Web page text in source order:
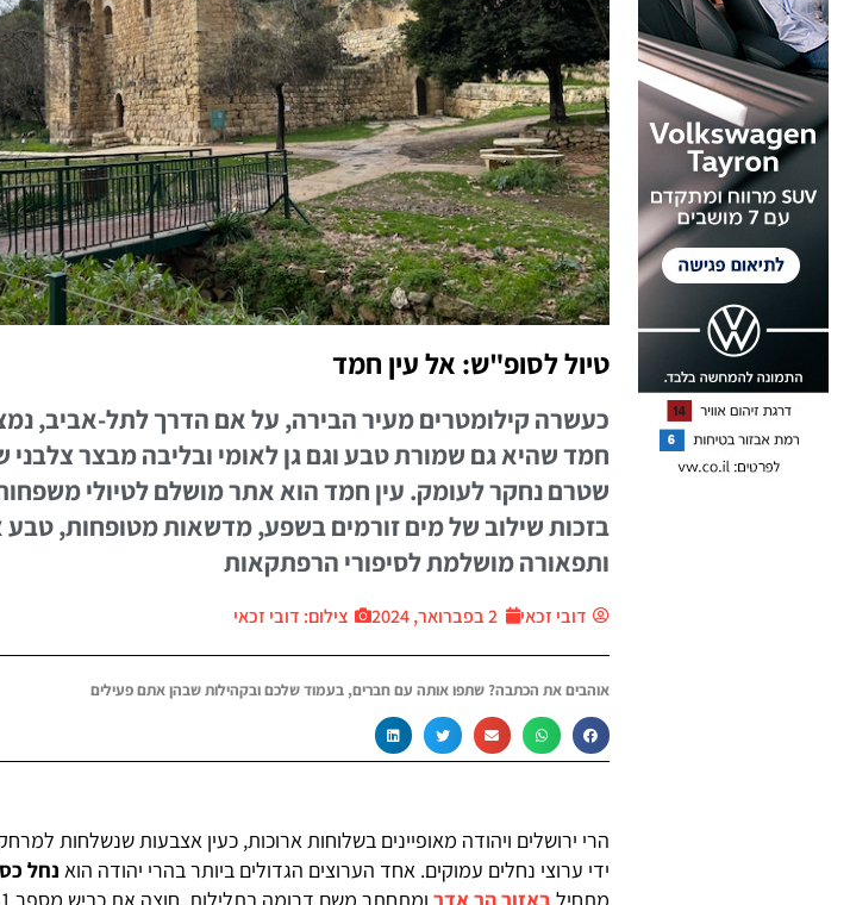
טיול לסופ"ש: אל עין חמד
כעשרה קילומטרים מעיר הבירה, על אם הדרך לתל-אביב,
חמד שהיא גם שמורת טבע וגם גן לאומי ובליבה מבצר צלבני
שטרם נחקר לעומק. עין חמד הוא אתר מושלם לטיולי
בזכות שילוב של מים זורמים בשפע, מדשאות מטופחות, טבע
ותפאורה מושלמת לסיפורי הרפתקאות
דובי זכאי 2 בפברואר, 2024 צילום: דובי זכאי
אוהבים את הכתבה? שתפו אותה עם חברים, בעמוד שלכם ובקהילות שבהן אתם פעילים
הרי ירושלים ויהודה מאופיינים בשלוחות ארוכות, כעין אצבעות שנשלחות
ידי ערוצי נחלים עמוקים. אחד הערוצים הגדולים ביותר בהרי יהודה הוא נחל